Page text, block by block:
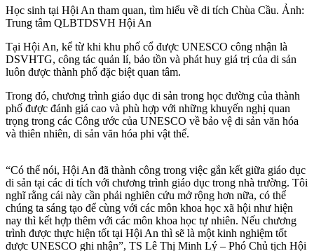
Học sinh tại Hội An tham quan, tìm hiểu về di tích Chùa Cầu. Ảnh:
Trung tâm QLBTDSVH Hội An
Tại Hội An, kể từ khi khu phố cổ được UNESCO công nhận là
DSVHTG, công tác quản lí, bảo tồn và phát huy giá trị của di sản
luôn được thành phố đặc biệt quan tâm.
Trong đó, chương trình giáo dục di sản trong học đường của thành
phố được đánh giá cao và phù hợp với những khuyến nghị quan
trọng trong các Công ước của UNESCO về bảo vệ di sản văn hóa
và thiên nhiên, di sản văn hóa phi vật thể.
“Có thể nói, Hội An đã thành công trong việc gắn kết giữa giáo dục
di sản tại các di tích với chương trình giáo dục trong nhà trường. Tôi
nghĩ rằng cái này cần phải nghiên cứu mở rộng hơn nữa, có thể
chúng ta sáng tạo để cùng với các môn khoa học xã hội như hiện
nay thì kết hợp thêm với các môn khoa học tự nhiên. Nếu chương
trình được thực hiện tốt tại Hội An thì sẽ là một kinh nghiệm tốt
được UNESCO ghi nhận”, TS Lê Thị Minh Lý – Phó Chủ tịch Hội